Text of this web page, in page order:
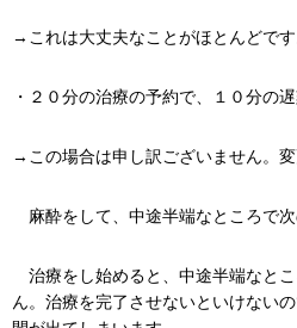
→これは大丈夫なことがほとんどです
・２０分の治療の予約で、１０分の遅
→この場合は申し訳ございません。変
麻酔をして、中途半端なところで次
治療をし始めると、中途半端なと
ん。治療を完了させないといけない